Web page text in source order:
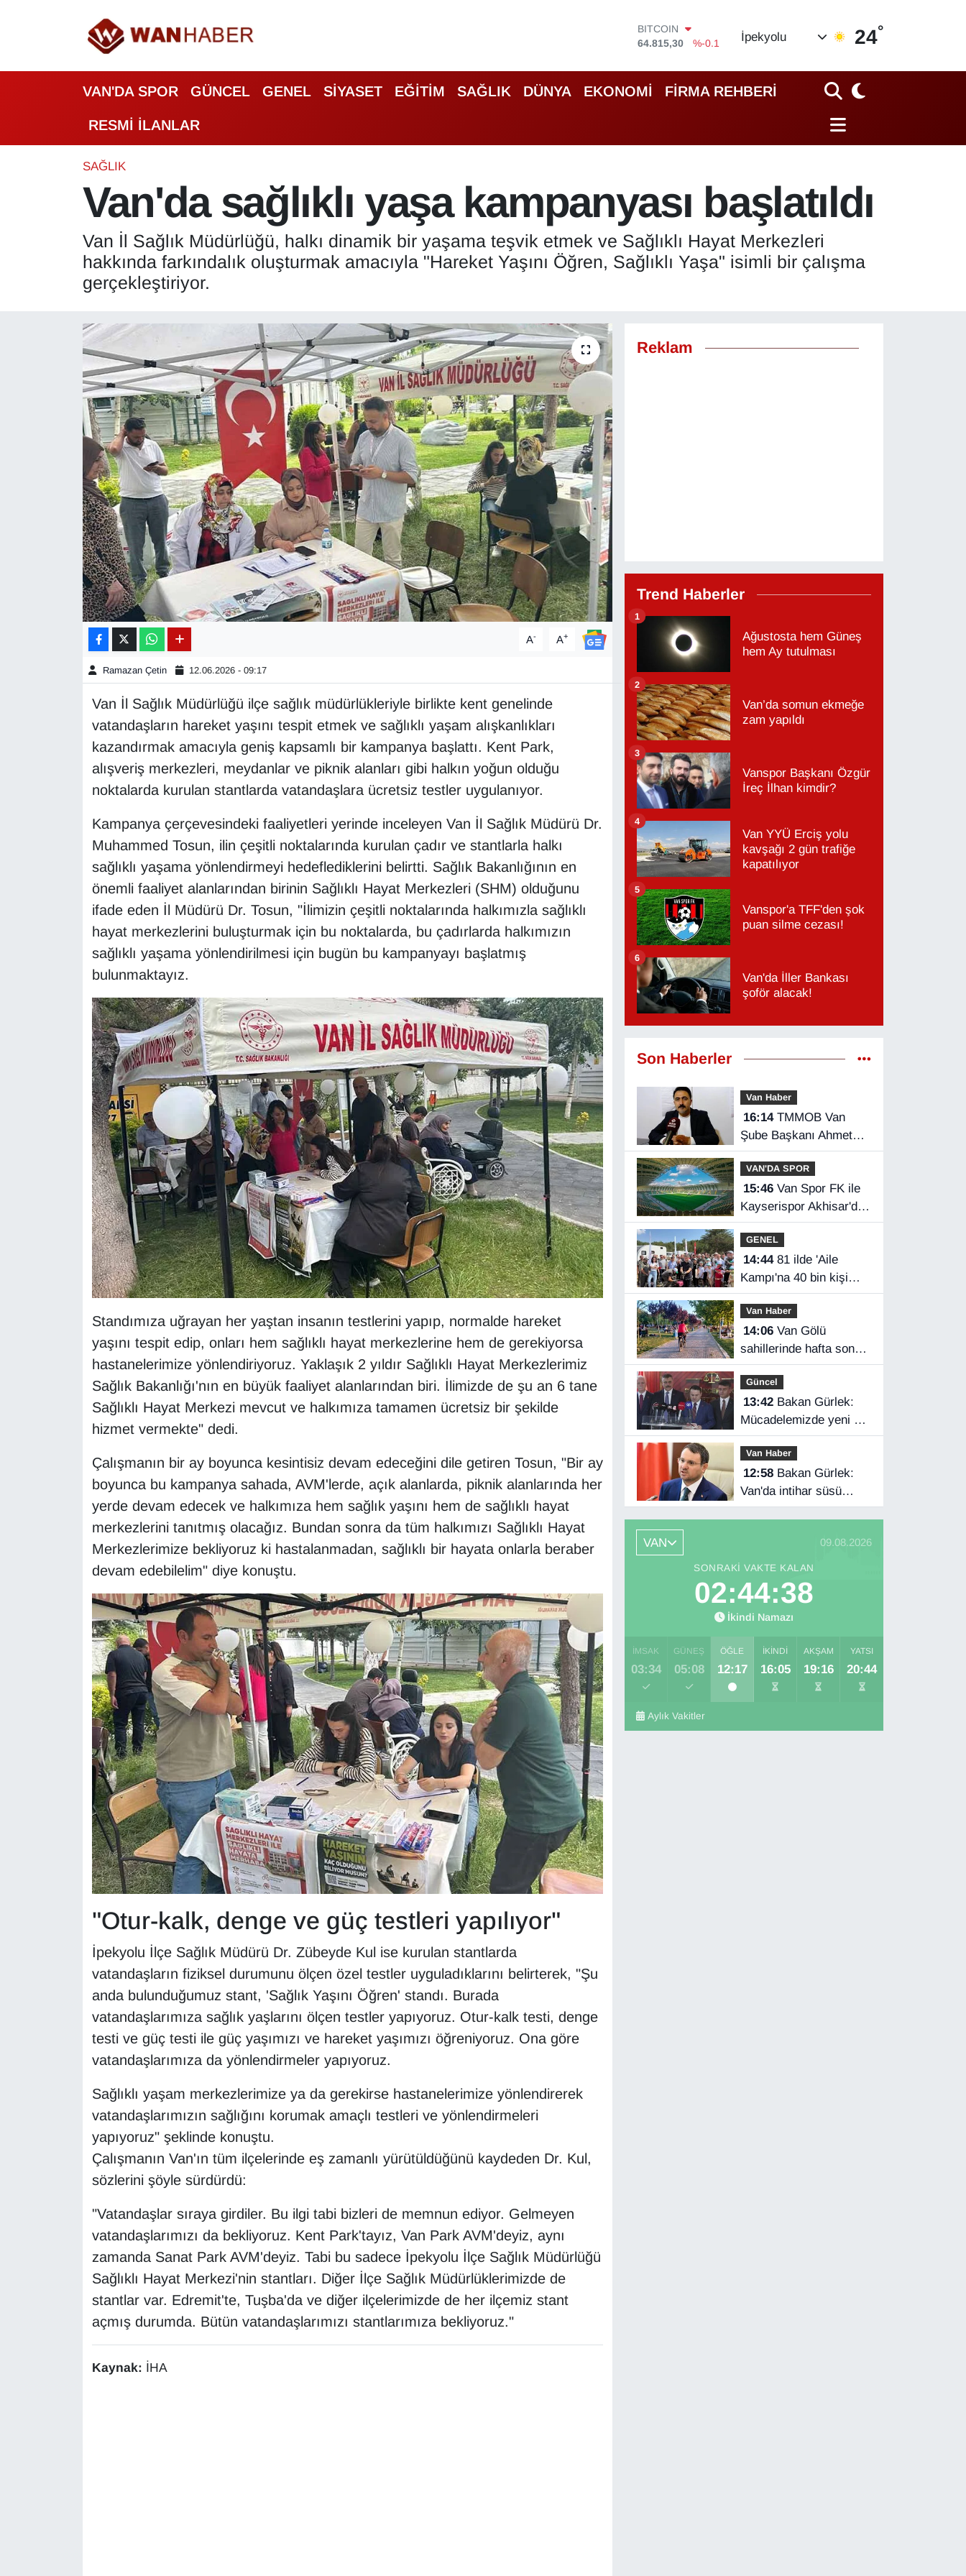
DOLAR
47,7436
%0.18
55,2510
%0.32
STERLİN
64,4811
%0.38
BİST100
%-0.1
İpekyolu 24°
VAN'DA SPOR GÜNCEL GENEL SİYASET EĞİTİM SAĞLIK DÜNYA EKONOMİ FİRMA REHBERİ
RESMİ İLANLAR
SAĞLIK
Van'da sağlıklı yaşa kampanyası başlatıldı
Van İl Sağlık Müdürlüğü, halkı dinamik bir yaşama teşvik etmek ve Sağlıklı Hayat Merkezleri
hakkında farkındalık oluşturmak amacıyla "Hareket Yaşını Öğren, Sağlıklı Yaşa" isimli bir çalışma
gerçekleştiriyor.
A- A+
Ramazan Çetin 12.06.2026 - 09:17
Van İl Sağlık Müdürlüğü ilçe sağlık müdürlükleriyle birlikte kent genelinde
vatandaşların hareket yaşını tespit etmek ve sağlıklı yaşam alışkanlıkları
kazandırmak amacıyla geniş kapsamlı bir kampanya başlattı. Kent Park,
alışveriş merkezleri, meydanlar ve piknik alanları gibi halkın yoğun olduğu
noktalarda kurulan stantlarda vatandaşlara ücretsiz testler uygulanıyor.
Kampanya çerçevesindeki faaliyetleri yerinde inceleyen Van İl Sağlık Müdürü Dr.
Muhammed Tosun, ilin çeşitli noktalarında kurulan çadır ve stantlarla halkı
sağlıklı yaşama yönlendirmeyi hedeflediklerini belirtti. Sağlık Bakanlığının en
önemli faaliyet alanlarından birinin Sağlıklı Hayat Merkezleri (SHM) olduğunu
ifade eden İl Müdürü Dr. Tosun, "İlimizin çeşitli noktalarında halkımızla sağlıklı
hayat merkezlerini buluşturmak için bu noktalarda, bu çadırlarda halkımızın
sağlıklı yaşama yönlendirilmesi için bugün bu kampanyayı başlatmış
bulunmaktayız.
Standımıza uğrayan her yaştan insanın testlerini yapıp, normalde hareket
yaşını tespit edip, onları hem sağlıklı hayat merkezlerine hem de gerekiyorsa
hastanelerimize yönlendiriyoruz. Yaklaşık 2 yıldır Sağlıklı Hayat Merkezlerimiz
Sağlık Bakanlığı'nın en büyük faaliyet alanlarından biri. İlimizde de şu an 6 tane
Sağlıklı Hayat Merkezi mevcut ve halkımıza tamamen ücretsiz bir şekilde
hizmet vermekte" dedi.
Çalışmanın bir ay boyunca kesintisiz devam edeceğini dile getiren Tosun, "Bir ay
boyunca bu kampanya sahada, AVM'lerde, açık alanlarda, piknik alanlarında her
yerde devam edecek ve halkımıza hem sağlık yaşını hem de sağlıklı hayat
merkezlerini tanıtmış olacağız. Bundan sonra da tüm halkımızı Sağlıklı Hayat
Merkezlerimize bekliyoruz ki hastalanmadan, sağlıklı bir hayata onlarla beraber
devam edebilelim" diye konuştu.
"Otur-kalk, denge ve güç testleri yapılıyor"
İpekyolu İlçe Sağlık Müdürü Dr. Zübeyde Kul ise kurulan stantlarda
vatandaşların fiziksel durumunu ölçen özel testler uyguladıklarını belirterek, "Şu
anda bulunduğumuz stant, 'Sağlık Yaşını Öğren' standı. Burada
vatandaşlarımıza sağlık yaşlarını ölçen testler yapıyoruz. Otur-kalk testi, denge
testi ve güç testi ile güç yaşımızı ve hareket yaşımızı öğreniyoruz. Ona göre
vatandaşlarımıza da yönlendirmeler yapıyoruz.
Sağlıklı yaşam merkezlerimize ya da gerekirse hastanelerimize yönlendirerek
vatandaşlarımızın sağlığını korumak amaçlı testleri ve yönlendirmeleri
yapıyoruz" şeklinde konuştu.
Çalışmanın Van'ın tüm ilçelerinde eş zamanlı yürütüldüğünü kaydeden Dr. Kul,
sözlerini şöyle sürdürdü:
"Vatandaşlar sıraya girdiler. Bu ilgi tabi bizleri de memnun ediyor. Gelmeyen
vatandaşlarımızı da bekliyoruz. Kent Park'tayız, Van Park AVM'deyiz, aynı
zamanda Sanat Park AVM'deyiz. Tabi bu sadece İpekyolu İlçe Sağlık Müdürlüğü
Sağlıklı Hayat Merkezi'nin stantları. Diğer İlçe Sağlık Müdürlüklerimizde de
stantlar var. Edremit'te, Tuşba'da ve diğer ilçelerimizde de her ilçemiz stant
açmış durumda. Bütün vatandaşlarımızı stantlarımıza bekliyoruz."
Kaynak: İHA
Reklam
Trend Haberler
Ağustosta hem Güneş
hem Ay tutulması
1
Van’da somun ekmeğe
zam yapıldı
2
Vanspor Başkanı Özgür
İreç İlhan kimdir?
3
Van YYÜ Erciş yolu
kavşağı 2 gün trafiğe
kapatılıyor
4
Vanspor'a TFF'den şok
puan silme cezası!
5
Van'da İller Bankası
şoför alacak!
6
Son Haberler
Van Haber
16:14TMMOB Van
Şube Başkanı Ahmet
Ortakçı: Van’da otopark
yetersizliği ciddi sorun!
VAN'DA SPOR
15:46Van Spor FK ile
Kayserispor Akhisar'da
rakip
GENEL
14:4481 ilde 'Aile
Kampı'na 40 bin kişi
katıldı
Van Haber
14:06Van Gölü
sahillerinde hafta sonu
yoğunluğu
Güncel
13:42Bakan Gürlek:
Mücadelemizde yeni bir
boyuta geçeceğiz
Van Haber
12:58Bakan Gürlek:
Van'da intihar süsü
verilen olay aydınlatıldı
VAN 09.08.2026
SONRAKI VAKTE KALAN
02:44:37
İkindi Namazı
İMSAK
03:34
GÜNEŞ
05:08
ÖĞLE
12:17
İKINDI
16:05
AKŞAM
19:16
YATSI
20:44
Aylık Vakitler
ASAYİŞ
BİLİM VE TEKNOLOJİ
Biyografi
Bölge Haberleri
ÇEVRE
DÜNYA
EĞİTİM
EKONOMİ
Eleman
En çok konuşulanlar
GENEL
Gündem
HABERDE İNSAN
Kamu Alımları
Kim Kimdir?
Kültür & Sanat
MAGAZİN
ONE EKONOMİ
POLİTİKA
Resmi İlanlar
RÖPORTAJ
Sinema - TV
VAN'DA SPOR
Van Nöbetçi Eczaneler
Van Hava Durumu
Van Namaz Vakitleri
Van Trafik Yoğunluk Haritası
Süper Lig Puan Durumu ve Fikstür
Tüm Manşetler
Son Dakika Haberleri